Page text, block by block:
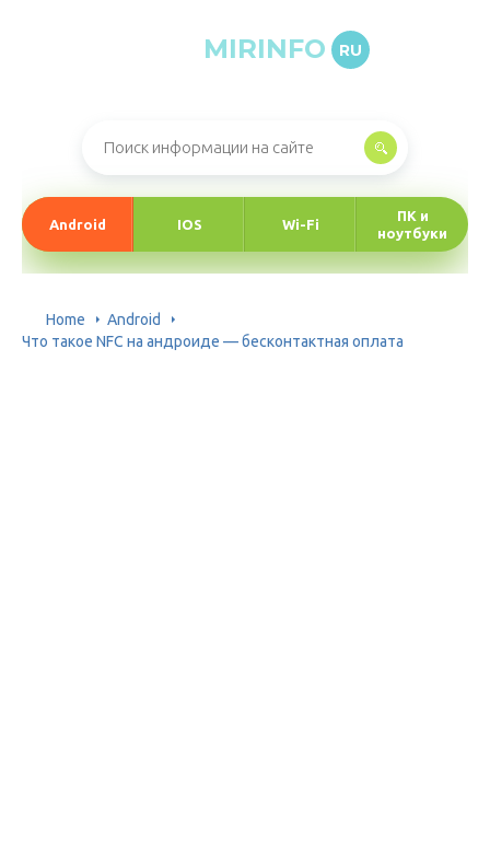
MIRINFO RU
Android IOS Wi-Fi
ПК и
ноутбуки
Home
Android
Что такое NFC на андроиде — бесконтактная оплата